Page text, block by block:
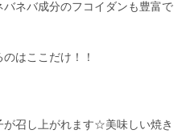
ネバ成分のフコイダンも豊富で
はここだけ！！
召し上がれます☆美味しい焼き